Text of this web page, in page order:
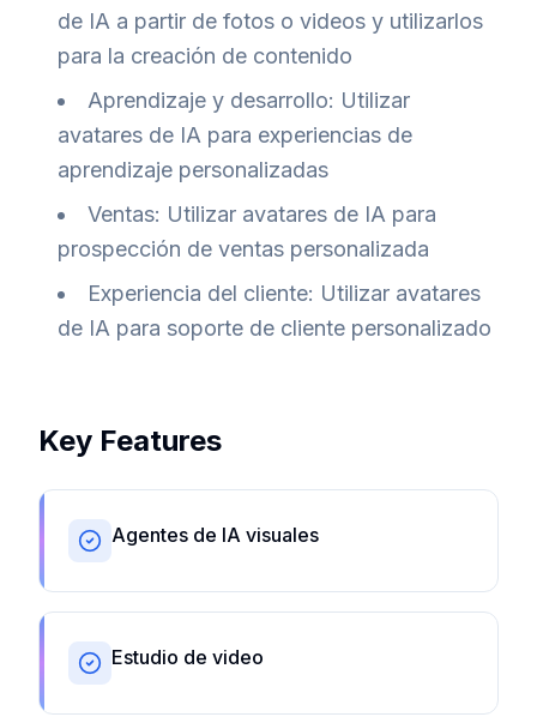
de IA a partir de fotos o videos y utilizarlos
para la creación de contenido
Aprendizaje y desarrollo: Utilizar
avatares de IA para experiencias de
aprendizaje personalizadas
Ventas: Utilizar avatares de IA para
prospección de ventas personalizada
Experiencia del cliente: Utilizar avatares
de IA para soporte de cliente personalizado
Key Features
Agentes de IA visuales
Estudio de video